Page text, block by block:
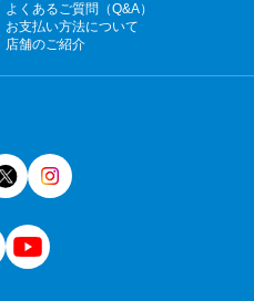
よくあるご質問（Q&A）
お支払い方法について
店舗のご紹介